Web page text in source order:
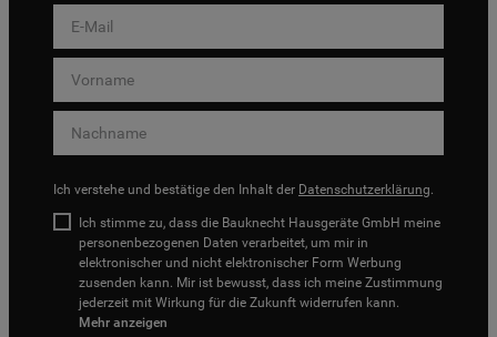
Ich verstehe und bestätige den Inhalt der Datenschutzerklärung.
Ich stimme zu, dass die Bauknecht Hausgeräte GmbH meine
personenbezogenen Daten verarbeitet, um mir in
elektronischer und nicht elektronischer Form Werbung
zusenden kann. Mir ist bewusst, dass ich meine Zustimmung
jederzeit mit Wirkung für die Zukunft widerrufen kann.
Mehr anzeigen